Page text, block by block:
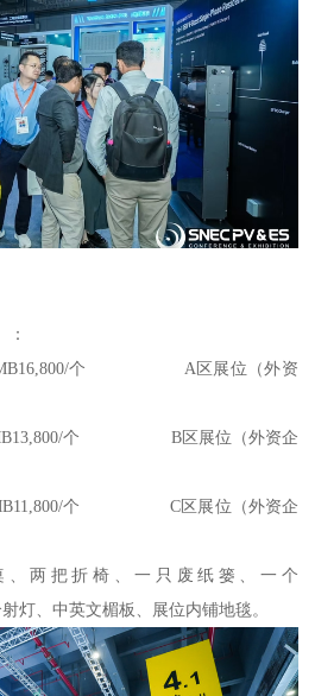
：
RMB16,800/个 A区展位（外资
RMB13,800/个 B区展位（外资企
RMB11,800/个 C区展位（外资企
两把折椅、一只废纸篓、一个
灯、中英文楣板、展位内铺地毯。